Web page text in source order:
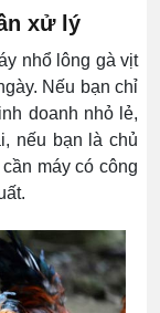
xử lý
nhổ lông gà vịt
Nếu bạn chỉ
doanh nhỏ lẻ,
nếu bạn là chủ
máy có công